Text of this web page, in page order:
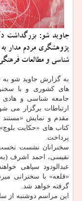
جاوید شو: بزرگداشت
پژوهشگری مردم مدار
شناسی و مطالعات
به گزارش جاوید شو به
های كشوری و با
جامعه شناسی و هادی
ارتباطات برگزار می
مقدم و نمایش
كتاب های «حكایت
پرداخت.
سخنرانان نشست
نفیسی، احمد اشرف (به
عبدالودود سپاهی
«قلعه» با سخنرانی
گرفته خواهد شد.